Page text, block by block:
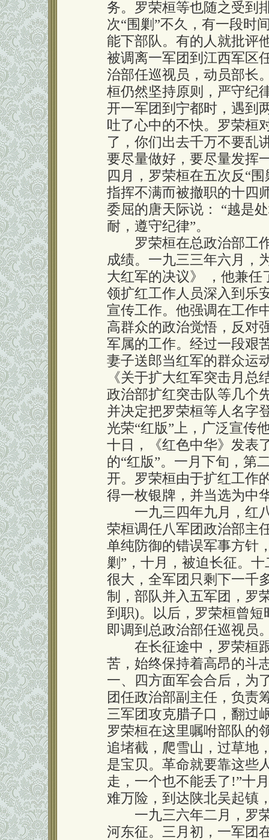
务。罗荣桓等也随之受到
次“围剿”不久，有一段时
能下部队。有的人就批评
被调离一军团到江西军区
治部任巡视员，动员部长
桓仍然坚持原则，严守纪
开一军团到宁都时，遇到
吐了心中的不快。罗荣桓
了，你们出去千万不要乱
要尽量做好，要尽量发挥
四月，罗荣桓在五次反“
指挥不满而被撤职的十四
委屈的唐天际说： “越是
耐，遵守纪律”。
罗荣桓在总政治部工作
成绩。一九三三年六月，
大红军的决议》 ，他兼
领扩红工作人员深入到乐
宣传工作。他强调在工作
高群众的政治觉悟，反对
军属的工作。经过一段艰
妻子送郎当红军的群众运
《关于扩大红军突击月
政治部扩红突击队等几个
并决定把罗荣桓等人名字
光荣“红版”上，广泛宣传
十日，《红色中华》发表
的“红版”。一月下旬，第
开。罗荣桓由于扩红工作
得一枚银牌，并当选为中
一九三四年九月，红八
荣桓调任八军团政治部主
单纯防御的错误军事方针
剿”，十月，被迫长征。
很大，全军团只剩下一千
制，部队并入五军团，罗
到职)。以后，罗荣桓曾
即调到总政治部任巡视员
在长征途中，罗荣桓跟
苦，始终保持着高昂的斗
一、四方面军会合后，为
团任政治部副主任，负责
三军团攻克腊子口，翻过
罗荣桓在这里嘱咐部队的
追堵截，爬雪山，过草地
是宝贝。革命就要靠这些
走，一个也不能丢了!”十
难万险，到达陕北吴起镇
一九三六年二月，罗荣
河东征。三月初，一军团